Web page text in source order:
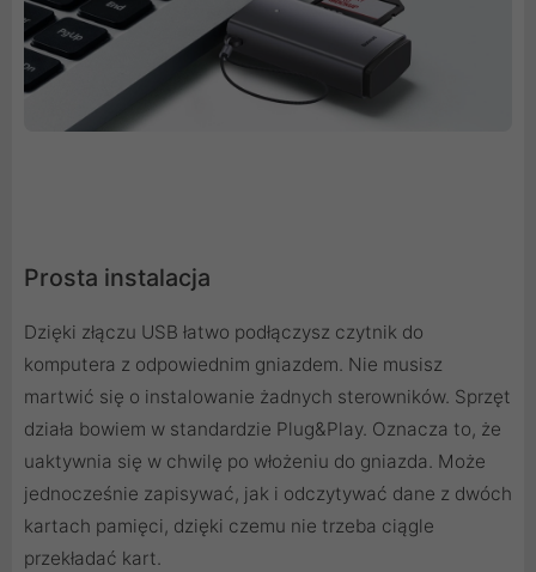
Prosta instalacja
Dzięki złączu USB łatwo podłączysz czytnik do
komputera z odpowiednim gniazdem. Nie musisz
martwić się o instalowanie żadnych sterowników. Sprzęt
działa bowiem w standardzie Plug&Play. Oznacza to, że
uaktywnia się w chwilę po włożeniu do gniazda. Może
jednocześnie zapisywać, jak i odczytywać dane z dwóch
kartach pamięci, dzięki czemu nie trzeba ciągle
przekładać kart.